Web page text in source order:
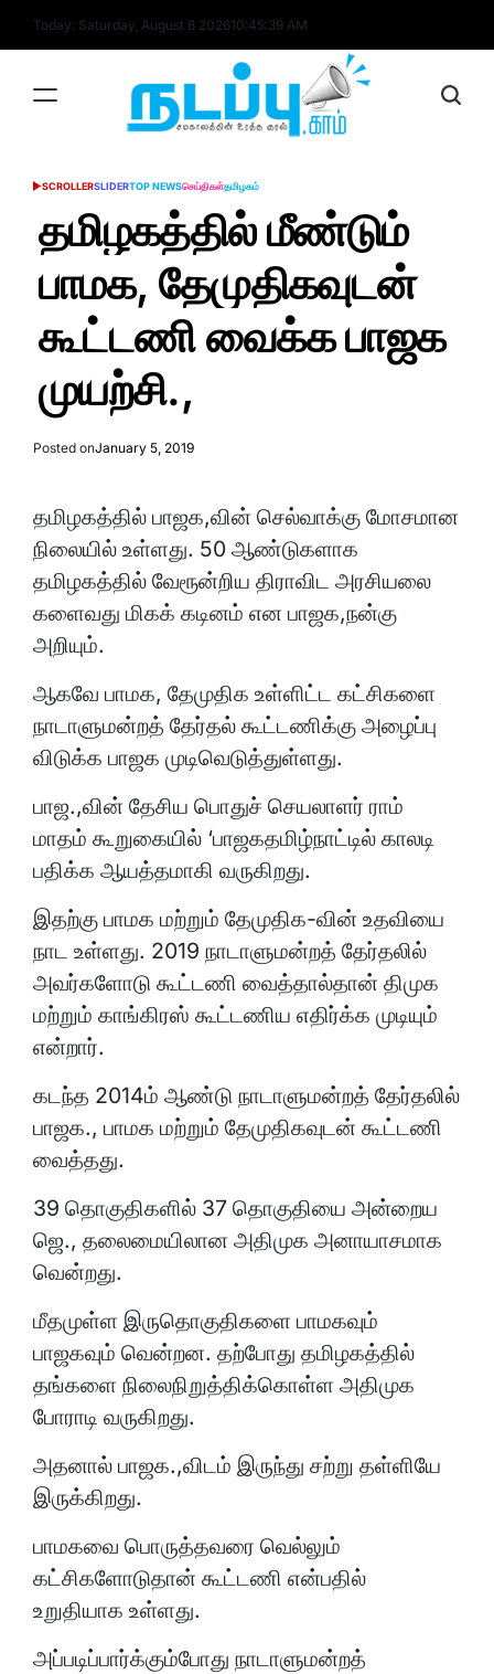
Today: Saturday, August 8 202610:45:40 AM
POSTED
SCROLLERSLIDERTOP NEWSசெய்திகள்தமிழகம்
தமிழகத்தில் மீண்டும்
பாமக, தேமுதிகவுடன்
கூட்டணி வைக்க பாஜக
முயற்சி.,
Posted onJanuary 5, 2019
தமிழகத்தில் பாஜக,வின் செல்வாக்கு மோசமான
நிலையில் உள்ளது. 50 ஆண்டுகளாக
தமிழகத்தில் வேரூன்றிய திராவிட அரசியலை
களைவது மிகக் கடினம் என பாஜக,நன்கு
அறியும்.
ஆகவே பாமக, தேமுதிக உள்ளிட்ட கட்சிகளை
நாடாளுமன்றத் தேர்தல் கூட்டணிக்கு அழைப்பு
விடுக்க பாஜக முடிவெடுத்துள்ளது.
பாஜ.,வின் தேசிய பொதுச் செயலாளர் ராம்
மாதம் கூறுகையில் ‘பாஜகதமிழ்நாட்டில் காலடி
பதிக்க ஆயத்தமாகி வருகிறது.
இதற்கு பாமக மற்றும் தேமுதிக-வின் உதவியை
நாட உள்ளது. 2019 நாடாளுமன்றத் தேர்தலில்
அவர்களோடு கூட்டணி வைத்தால்தான் திமுக
மற்றும் காங்கிரஸ் கூட்டணிய எதிர்க்க முடியும்
என்றார்.
கடந்த 2014ம் ஆண்டு நாடாளுமன்றத் தேர்தலில்
பாஜக., பாமக மற்றும் தேமுதிகவுடன் கூட்டணி
வைத்தது.
39 தொகுதிகளில் 37 தொகுதியை அன்றைய
ஜெ., தலைமையிலான அதிமுக அனாயாசமாக
வென்றது.
மீதமுள்ள இருதொகுதிகளை பாமகவும்
பாஜகவும் வென்றன. தற்போது தமிழகத்தில்
தங்களை நிலைநிறுத்திக்கொள்ள அதிமுக
போராடி வருகிறது.
அதனால் பாஜக.,விடம் இருந்து சற்று தள்ளியே
இருக்கிறது.
பாமகவை பொருத்தவரை வெல்லும்
கட்சிகளோடுதான் கூட்டணி என்பதில்
உறுதியாக உள்ளது.
அப்படிப்பார்க்கும்போது நாடாளுமன்றத்